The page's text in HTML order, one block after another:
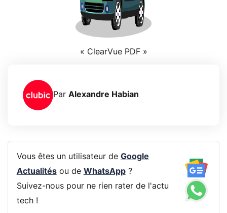
« ClearVue PDF »
Par Alexandre Habian
Vous êtes un utilisateur de Google
Actualitésou de WhatsApp?
Suivez-nous pour ne rien rater de l'actu
tech !